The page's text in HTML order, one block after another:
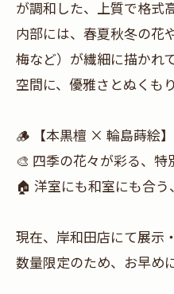
が調和した、上質で格式
内部には、春夏秋冬の花
梅など）が繊細に描かれ
空間に、優雅さとぬくも
🪵 【本黒檀 × 輪島蒔絵
🎨 四季の花々が彩る、特
🏠 洋室にも和室にも合
現在、岸和田店にて展示
数量限定のため、お早め